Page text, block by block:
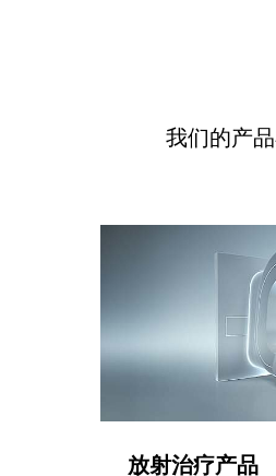
我们的产
放射治疗产品